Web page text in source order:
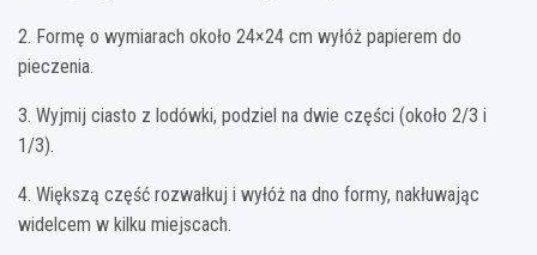
2. Formę o wymiarach około 24×24 cm wyłóż papierem do
pieczenia.
3. Wyjmij ciasto z lodówki, podziel na dwie części (około 2/3 i
1/3).
4. Większą część rozwałkuj i wyłóż na dno formy, nakłuwając
widelcem w kilku miejscach.